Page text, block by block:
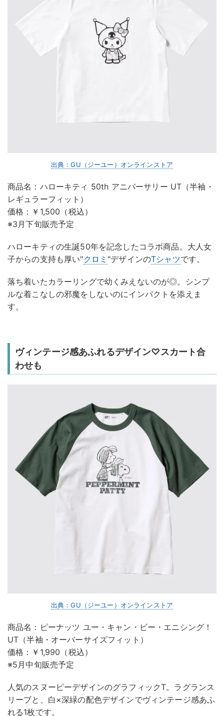
出典：GU（ジーユー）オンラインストア
商品名：ハローキティ 50th アニバーサリー UT（半袖・
レギュラーフィット）
価格：￥1,500（税込）
※3月下旬販売予定
ハローキティの生誕50年を記念したコラボ商品。大人女
子からの支持も厚い"クロミ "デザインのTシャツです。
落ち着いたカラーリングで幼くみえないのが◎。シンプ
ルな着こなしの邪魔をしないのにインパクトを添えま
す。
ヴィンテージ感あふれるデザイン♡スカート合
わせも
出典：GU（ジーユー）オンラインストア
商品名：ピーナッツ ユー・キャン・ビー・エニシング！
UT（半袖・オーバーサイズフィット）
価格：￥1,990（税込）
※5月中旬販売予定
人気のスヌーピーデザインのグラフィックT。ラグランス
リーブと、白×深緑の配色デザインでヴィンテージ感あふ
れる1枚です。